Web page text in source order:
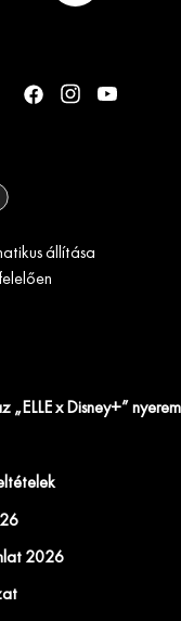
állítása
„ELLE x Disney+”
2026